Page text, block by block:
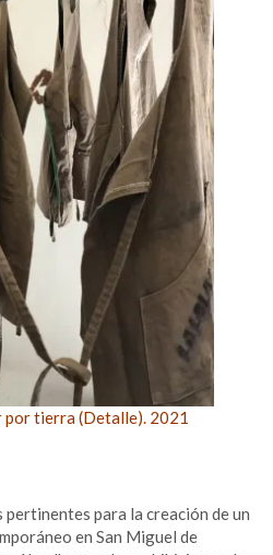
por tierra (Detalle). 2021
para la creación de un
en San Miguel de